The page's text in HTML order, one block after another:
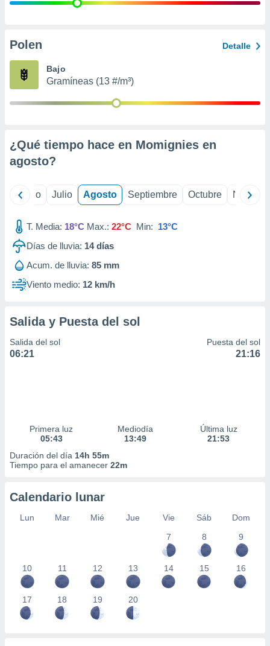
e
publicidad
Polen Detalle
Bajo
Gramíneas (13 #/m³)
¿Qué tiempo hace en Momignies en
agosto?
Junio Julio Agosto Septiembre Octubre
T. Media: 18°C Max.: 22°C Min: 13°C
Días de lluvia: 14días
Acum. de lluvia: 85 mm
Viento medio: 12 km/h
Salida y Puesta del sol
Salida del sol
06:21
Puesta del sol
21:16
Primera luz
05:43
Mediodía
13:49
Última luz
21:53
Duración del día 14h 55m
Tiempo para el amanecer 22m
Calendario lunar
Lun Mar Mié Jue Vie Sáb
Dom
7
8 9
10 11 12 13 14 15 16
17 18 19 20